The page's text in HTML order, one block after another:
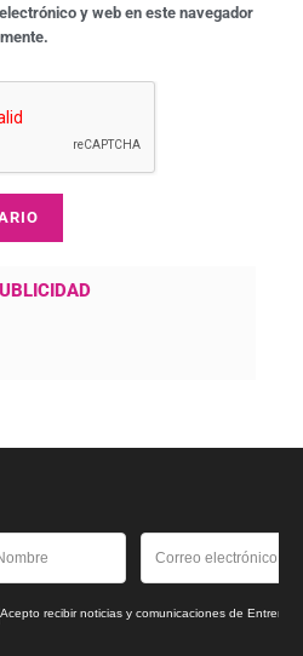
y web en este navegador
Acepto recibir noticias y comunicaciones de